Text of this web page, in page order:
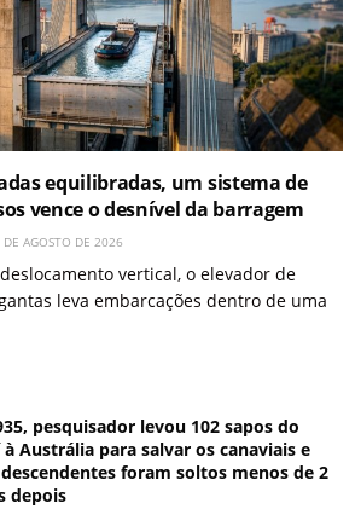
equilibradas, um sistema de
vence o desnível da barragem
DE AGOSTO DE 2026
vertical, o elevador de
leva embarcações dentro de uma
pesquisador levou 102 sapos do
à Austrália para salvar os canaviais e
foram soltos menos de 2
depois